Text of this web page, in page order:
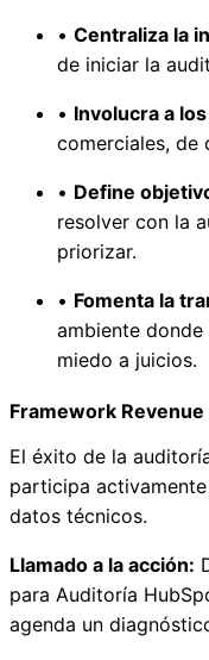
• Centraliza la
de iniciar la
• Involucra a
comerciales, de
• Define
resolver con la
priorizar.
• Fomenta la
ambiente
miedo a juicios.
Framework Revenue
El éxito de la
participa
datos técnicos.
Llamado a la acción:
para Auditoría
agenda un